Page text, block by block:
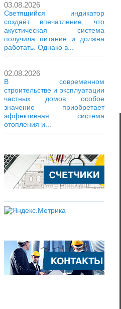
03.08.2026
Светящийся индикатор
создаёт впечатление, что
акустическая система
получила питание и должна
работать. Однако в...
02.08.2026
В современном
строительстве и эксплуатации
частных домов особое
значение приобретает
эффективная система
отопления и...